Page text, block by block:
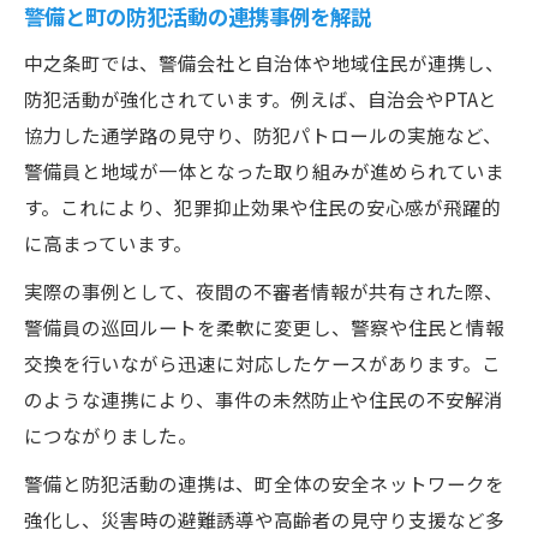
警備と町の防犯活動の連携事例を解説
中之条町では、警備会社と自治体や地域住民が連携し、
防犯活動が強化されています。例えば、自治会やPTAと
協力した通学路の見守り、防犯パトロールの実施など、
警備員と地域が一体となった取り組みが進められていま
す。これにより、犯罪抑止効果や住民の安心感が飛躍的
に高まっています。
実際の事例として、夜間の不審者情報が共有された際、
警備員の巡回ルートを柔軟に変更し、警察や住民と情報
交換を行いながら迅速に対応したケースがあります。こ
のような連携により、事件の未然防止や住民の不安解消
につながりました。
警備と防犯活動の連携は、町全体の安全ネットワークを
強化し、災害時の避難誘導や高齢者の見守り支援など多